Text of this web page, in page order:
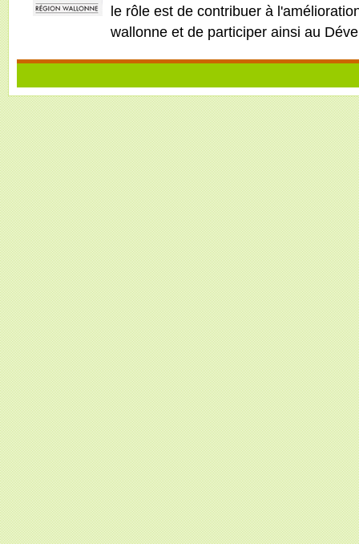
le rôle est de contribuer à
wallonne et de participer ainsi au